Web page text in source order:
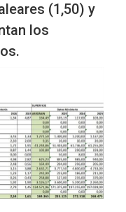
(1,50) y
los